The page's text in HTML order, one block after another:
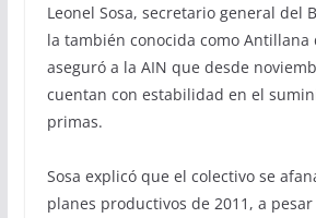
Leonel Sosa, secretario general del
la también conocida como Antillana
aseguró a la AIN que desde
cuentan con estabilidad en el
primas.
Sosa explicó que el colectivo se
planes productivos de 2011, a